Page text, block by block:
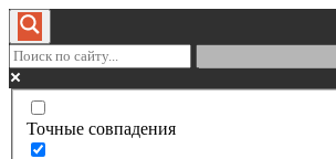
Точные совпадения